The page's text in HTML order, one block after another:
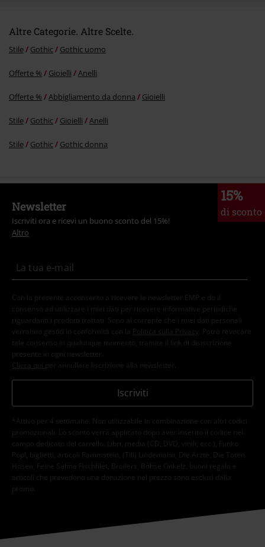
Altre Categorie. Altre Scelte.
Stile Gothic Gothic uomo
Offerte % Gioielli Anelli
Offerte % Abbigliamento da donna Gioielli
Stile Gothic Gioielli Anelli
Stile Gothic Gothic donna
15%
di sconto
Newsletter
Iscriviti ora e ricevi un buono sconto del 15%!
Altro
Con la presente acconsento a ricevere le newsletter EMP e do il
consenso ad utilizzare i miei dati per ricevere informative periodiche
riguardanti i prodotti trattati. Sono al corrente che i miei dati personali
verranno gestiti in conformità con la
Politica sulla Privacy
. Potrò revocare
tale consenso in qualunque momento, tramite il link di disiscrizione
presente in ogni newsletter.
Clicca qui per annullare liscrizione alla newsletter.
Iscriviti
*Attivo per 4 settimane. Non utilizzabile in combinazione con altri codici
promozionali. Lo sconto verrà applicato dopo aver inserito il codice nel
campo dedicato del carrello. Libri, media (CD, DVD, vinili, ecc.), Funko
Pop!, biglietti, articoli Rammstein, (Till) Lindemann, Die Ärzte, Die Toten
Hosen, Feine Sahne Fischfilet, Broilers, Böhse Onkelz, buoni regalo e
articoli che prevedono una donazione nel prezzo sono esclusi dalla
promo.